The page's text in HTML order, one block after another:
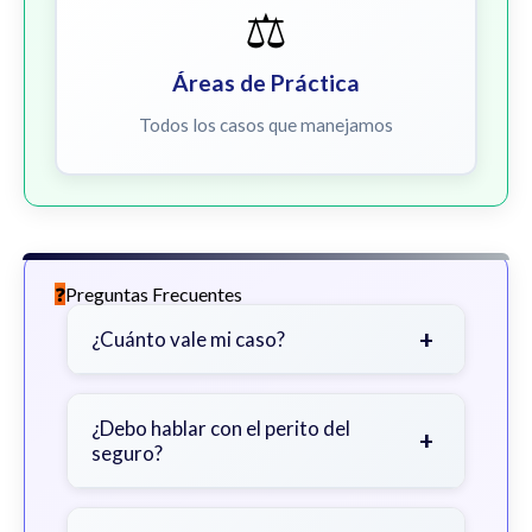
⚖️
Áreas de Práctica
Todos los casos que manejamos
Preguntas Frecuentes
¿Cuánto vale mi caso? +
gravedad de sus lesiones, facturas
médicas, tiempo fuera del trabajo y
¿Debo hablar con el perito del
seguro?
+